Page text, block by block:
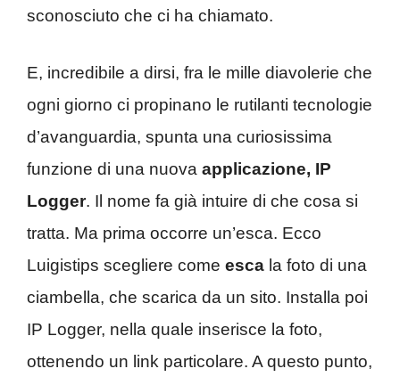
sconosciuto che ci ha chiamato.
E, incredibile a dirsi, fra le mille diavolerie che
ogni giorno ci propinano le rutilanti tecnologie
d’avanguardia, spunta una curiosissima
funzione di una nuova applicazione, IP
Logger. Il nome fa già intuire di che cosa si
tratta. Ma prima occorre un’esca. Ecco
Luigistips scegliere come esca la foto di una
ciambella, che scarica da un sito. Installa poi
IP Logger, nella quale inserisce la foto,
ottenendo un link particolare. A questo punto,